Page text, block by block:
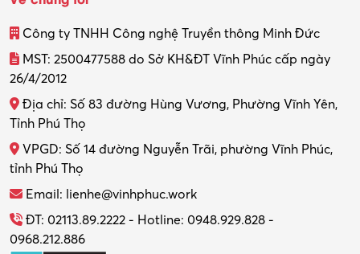
Công ty TNHH Công nghệ Truyền thông Minh Đức
MST: 2500477588 do Sở KH&ĐT Vĩnh Phúc cấp ngày
26/4/2012
Địa chỉ: Số 83 đường Hùng Vương, Phường Vĩnh Yên,
Tỉnh Phú Thọ
VPGD: Số 14 đường Nguyễn Trãi, phường Vĩnh Phúc,
tỉnh Phú Thọ
Email: lienhe@vinhphuc.work
ĐT: 02113.89.2222 - Hotline: 0948.929.828 -
0968.212.886